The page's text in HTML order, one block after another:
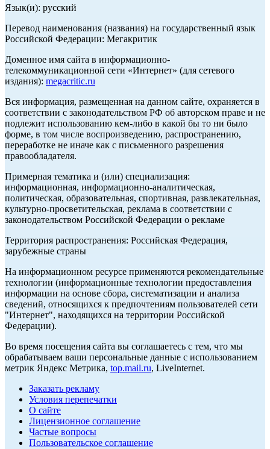
Язык(и): русский
Перевод наименования (названия) на государственный язык
Российской Федерации: Мегакритик
Доменное имя сайта в информационно-
телекоммуникационной сети «Интернет» (для сетевого
издания): megacritic.ru
Вся информация, размещенная на данном сайте, охраняется в
соответствии с законодательством РФ об авторском праве и не
подлежит использованию кем-либо в какой бы то ни было
форме, в том числе воспроизведению, распространению,
переработке не иначе как с письменного разрешения
правообладателя.
Примерная тематика и (или) специализация:
информационная, информационно-аналитическая,
политическая, образовательная, спортивная, развлекательная,
культурно-просветительская, реклама в соответствии с
законодательством Российской Федерации о рекламе
Территория распространения: Российская Федерация,
зарубежные страны
На информационном ресурсе применяются рекомендательные
технологии (информационные технологии предоставления
информации на основе сбора, систематизации и анализа
сведений, относящихся к предпочтениям пользователей сети
"Интернет", находящихся на территории Российской
Федерации).
Во время посещения сайта вы соглашаетесь с тем, что мы
обрабатываем ваши персональные данные с использованием
метрик Яндекс Метрика, top.mail.ru, LiveInternet.
Заказать рекламу
Условия перепечатки
О сайте
Лицензионное соглашение
Частые вопросы
Пользовательское соглашение